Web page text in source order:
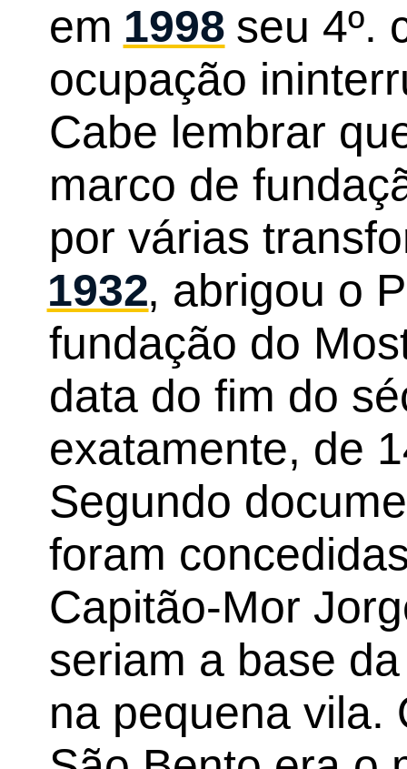
em 1998seu 4º.
ocupação
Cabe lembrar
marco de
por várias
1932, abrigou o
fundação do
data do fim do
exatamente, de
Segundo
foram
Capitão-Mor
seriam a base
na pequena vila.